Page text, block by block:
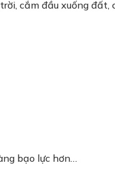
cắm đầu xuống đất,
bạo lực hơn…